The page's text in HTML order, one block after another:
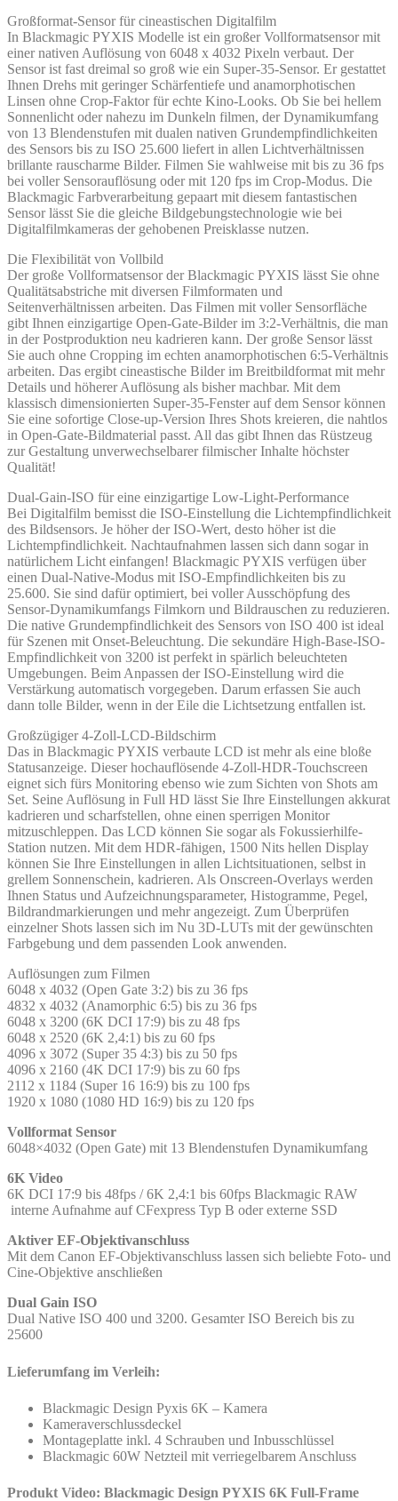
Großformat-Sensor für cineastischen Digitalfilm
In Blackmagic PYXIS Modelle ist ein großer Vollformatsensor mit
einer nativen Auflösung von 6048 x 4032 Pixeln verbaut. Der
Sensor ist fast dreimal so groß wie ein Super-35-Sensor. Er gestattet
Ihnen Drehs mit geringer Schärfentiefe und anamorphotischen
Linsen ohne Crop-Faktor für echte Kino-Looks. Ob Sie bei hellem
Sonnenlicht oder nahezu im Dunkeln filmen, der Dynamikumfang
von 13 Blendenstufen mit dualen nativen Grundempfindlichkeiten
des Sensors bis zu ISO 25.600 liefert in allen Lichtverhältnissen
brillante rauscharme Bilder. Filmen Sie wahlweise mit bis zu 36 fps
bei voller Sensorauflösung oder mit 120 fps im Crop-Modus. Die
Blackmagic Farbverarbeitung gepaart mit diesem fantastischen
Sensor lässt Sie die gleiche Bildgebungstechnologie wie bei
Digitalfilmkameras der gehobenen Preisklasse nutzen.
Die Flexibilität von Vollbild
Der große Vollformatsensor der Blackmagic PYXIS lässt Sie ohne
Qualitätsabstriche mit diversen Filmformaten und
Seitenverhältnissen arbeiten. Das Filmen mit voller Sensorfläche
gibt Ihnen einzigartige Open-Gate-Bilder im 3:2-Verhältnis, die man
in der Postproduktion neu kadrieren kann. Der große Sensor lässt
Sie auch ohne Cropping im echten anamorphotischen 6:5-Verhältnis
arbeiten. Das ergibt cineastische Bilder im Breitbildformat mit mehr
Details und höherer Auflösung als bisher machbar. Mit dem
klassisch dimensionierten Super-35-Fenster auf dem Sensor können
Sie eine sofortige Close-up-Version Ihres Shots kreieren, die nahtlos
in Open-Gate-Bildmaterial passt. All das gibt Ihnen das Rüstzeug
zur Gestaltung unverwechselbarer filmischer Inhalte höchster
Qualität!
Dual-Gain-ISO für eine einzigartige Low-Light-Performance
Bei Digitalfilm bemisst die ISO-Einstellung die Lichtempfindlichkeit
des Bildsensors. Je höher der ISO-Wert, desto höher ist die
Lichtempfindlichkeit. Nachtaufnahmen lassen sich dann sogar in
natürlichem Licht einfangen! Blackmagic PYXIS verfügen über
einen Dual-Native-Modus mit ISO-Empfindlichkeiten bis zu
25.600. Sie sind dafür optimiert, bei voller Ausschöpfung des
Sensor-Dynamikumfangs Filmkorn und Bildrauschen zu reduzieren.
Die native Grundempfindlichkeit des Sensors von ISO 400 ist ideal
für Szenen mit Onset-Beleuchtung. Die sekundäre High-Base-ISO-
Empfindlichkeit von 3200 ist perfekt in spärlich beleuchteten
Umgebungen. Beim Anpassen der ISO-Einstellung wird die
Verstärkung automatisch vorgegeben. Darum erfassen Sie auch
dann tolle Bilder, wenn in der Eile die Lichtsetzung entfallen ist.
Großzügiger 4-Zoll-LCD‑Bildschirm
Das in Blackmagic PYXIS verbaute LCD ist mehr als eine bloße
Statusanzeige. Dieser hochauflösende 4-Zoll-HDR-Touchscreen
eignet sich fürs Monitoring ebenso wie zum Sichten von Shots am
Set. Seine Auflösung in Full HD lässt Sie Ihre Einstellungen akkurat
kadrieren und scharfstellen, ohne einen sperrigen Monitor
mitzuschleppen. Das LCD können Sie sogar als Fokussierhilfe-
Station nutzen. Mit dem HDR-fähigen, 1500 Nits hellen Display
können Sie Ihre Einstellungen in allen Lichtsituationen, selbst in
grellem Sonnenschein, kadrieren. Als Onscreen-Overlays werden
Ihnen Status und Aufzeichnungsparameter, Histogramme, Pegel,
Bildrandmarkierungen und mehr angezeigt. Zum Überprüfen
einzelner Shots lassen sich im Nu 3D-LUTs mit der gewünschten
Farbgebung und dem passenden Look anwenden.
Auflösungen zum Filmen
6048 x 4032 (Open Gate 3:2) bis zu 36 fps
4832 x 4032 (Anamorphic 6:5) bis zu 36 fps
6048 x 3200 (6K DCI 17:9) bis zu 48 fps
6048 x 2520 (6K 2,4:1) bis zu 60 fps
4096 x 3072 (Super 35 4:3) bis zu 50 fps
4096 x 2160 (4K DCI 17:9) bis zu 60 fps
2112 x 1184 (Super 16 16:9) bis zu 100 fps
1920 x 1080 (1080 HD 16:9) bis zu 120 fps
Vollformat Sensor
6048×4032 (Open Gate) mit 13 Blendenstufen Dynamikumfang
6K Video
6K DCI 17:9 bis 48fps / 6K 2,4:1 bis 60fps Blackmagic RAW
interne Aufnahme auf CFexpress Typ B oder externe SSD
Aktiver EF-Objektivanschluss
Mit dem Canon EF-Objektivanschluss lassen sich beliebte Foto- und
Cine-Objektive anschließen
Dual Gain ISO
Dual Native ISO 400 und 3200. Gesamter ISO Bereich bis zu
25600
Lieferumfang im Verleih:
Blackmagic Design Pyxis 6K – Kamera
Kameraverschlussdeckel
Montageplatte inkl. 4 Schrauben und Inbusschlüssel
Blackmagic 60W Netzteil mit verriegelbarem Anschluss
Produkt Video: Blackmagic Design PYXIS 6K Full-Frame